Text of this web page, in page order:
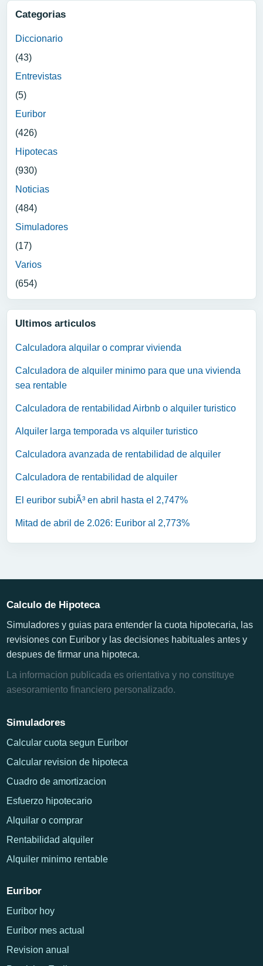
Categorias
Diccionario
(43)
Entrevistas
(5)
Euribor
(426)
Hipotecas
(930)
Noticias
(484)
Simuladores
(17)
Varios
(654)
Ultimos articulos
Calculadora alquilar o comprar vivienda
Calculadora de alquiler minimo para que una vivienda
sea rentable
Calculadora de rentabilidad Airbnb o alquiler turistico
Alquiler larga temporada vs alquiler turistico
Calculadora avanzada de rentabilidad de alquiler
Calculadora de rentabilidad de alquiler
El euribor subiÃ³ en abril hasta el 2,747%
Mitad de abril de 2.026: Euribor al 2,773%
Calculo de Hipoteca
Simuladores y guias para entender la cuota hipotecaria, las
revisiones con Euribor y las decisiones habituales antes y
despues de firmar una hipoteca.
La informacion publicada es orientativa y no constituye
asesoramiento financiero personalizado.
Simuladores
Calcular cuota segun Euribor
Calcular revision de hipoteca
Cuadro de amortizacion
Esfuerzo hipotecario
Alquilar o comprar
Rentabilidad alquiler
Alquiler minimo rentable
Euribor
Euribor hoy
Euribor mes actual
Revision anual